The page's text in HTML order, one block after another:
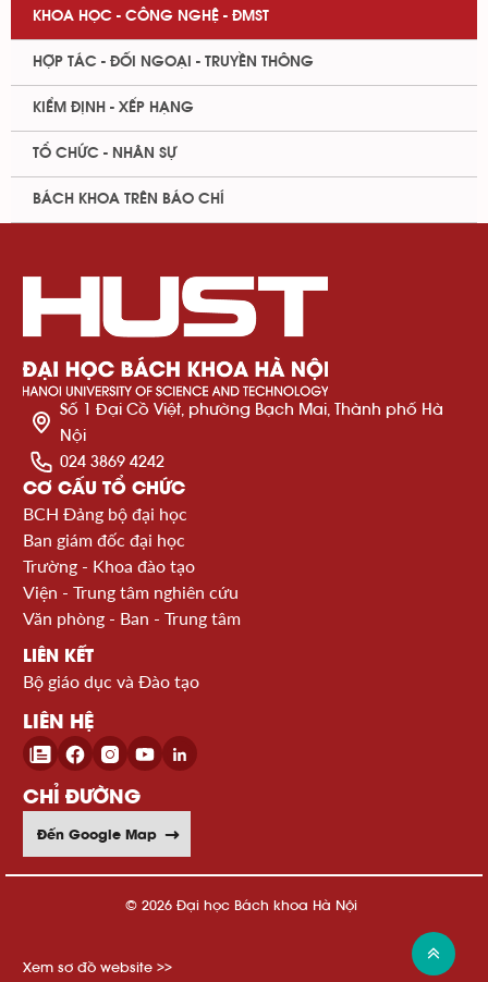
KHOA HỌC - CÔNG NGHỆ - ĐMST
HỢP TÁC - ĐỐI NGOẠI - TRUYỀN THÔNG
KIỂM ĐỊNH - XẾP HẠNG
TỔ CHỨC - NHÂN SỰ
BÁCH KHOA TRÊN BÁO CHÍ
Số 1 Đại Cồ Việt, phường Bạch Mai, Thành phố Hà
Nội
024 3869 4242
CƠ CẤU TỔ CHỨC
BCH Đảng bộ đại học
Ban giám đốc đại học
Trường - Khoa đào tạo
Viện - Trung tâm nghiên cứu
Văn phòng - Ban - Trung tâm
LIÊN KẾT
Bộ giáo dục và Đào tạo
LIÊN HỆ
CHỈ ĐƯỜNG
Đến Google Map
© 2026 Đại học Bách khoa Hà Nội
Xem sơ đồ website >>